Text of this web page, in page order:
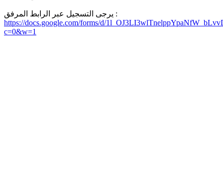
يرجى التسجيل عبر الرابط المرفق :
https://docs.google.com/forms/d/
c=0&w=1